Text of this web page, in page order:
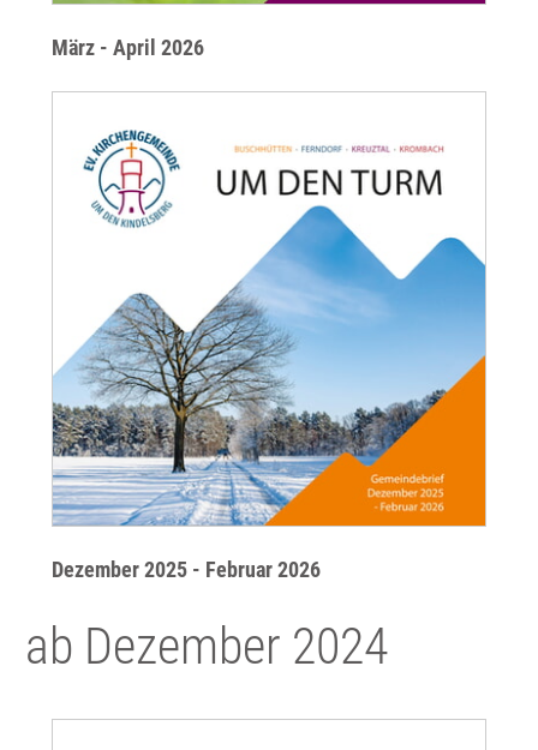
März - April 2026
Dezember 2025 - Februar 2026
ab Dezember 2024